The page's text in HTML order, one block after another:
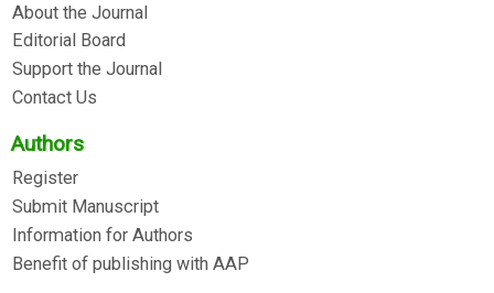
About the Journal
Editorial Board
Support the Journal
Contact Us
Authors
Register
Submit Manuscript
Information for Authors
Benefit of publishing with AAP